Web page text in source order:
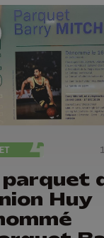
parquet
Huy